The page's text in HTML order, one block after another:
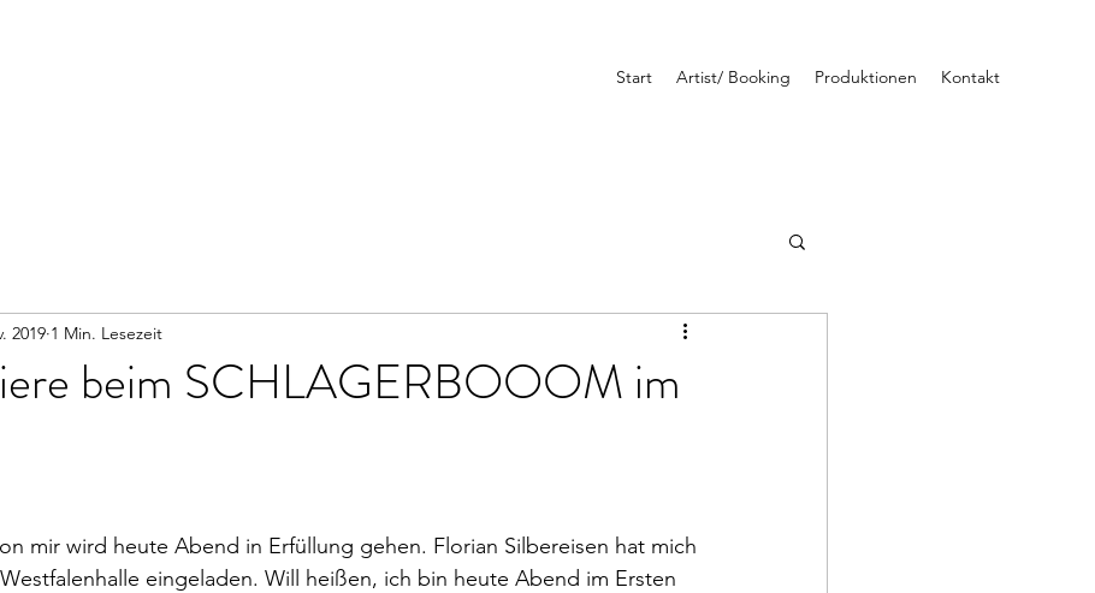
Start Artist/ Booking Produktionen Kontakt
beim SCHLAGERBOOOM im
2019 1 Min. Lesezeit
mir wird heute Abend in Erfüllung gehen. Florian Silbereisen hat mich
eingeladen. Will heißen, ich bin heute Abend im Ersten